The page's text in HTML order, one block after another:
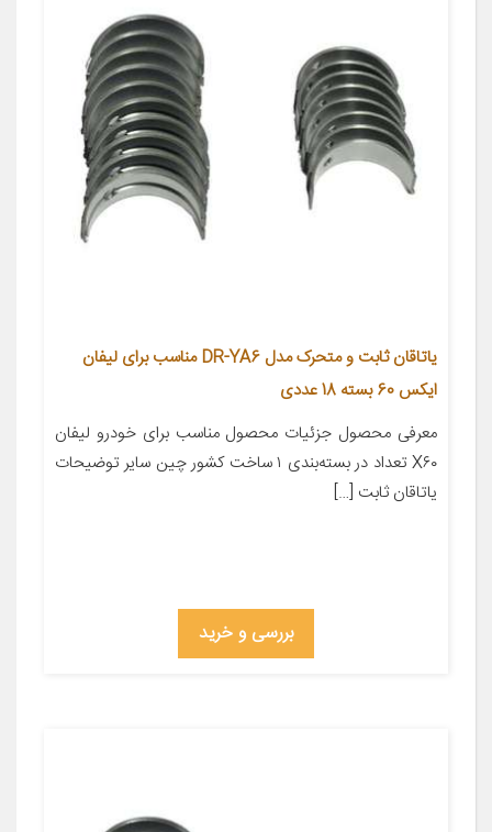
یاتاقان ثابت و متحرک مدل DR-YA6 مناسب برای لیفان
ایکس 60 بسته 18 عددی
معرفی محصول جزئیات محصول مناسب برای خودرو لیفان
X۶۰ تعداد در بسته‌بندی ۱ ساخت کشور چین سایر توضیحات
یاتاقان ثابت […]
بررسی و خرید